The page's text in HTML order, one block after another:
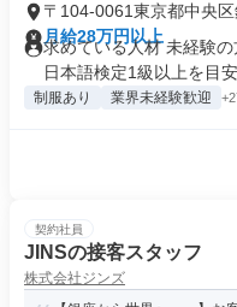
〒104-0061東京都中央区
月給28万円以上
求めている人材 未経験
日本語検定1級以上を目安
制服あり 業界未経験歓迎
契約社員
JINSの接客スタッフ
株式会社ジンズ